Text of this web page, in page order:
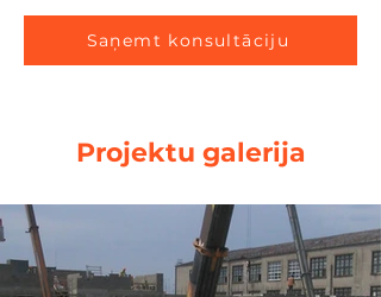
Saņemt konsultāciju
Projektu galerija